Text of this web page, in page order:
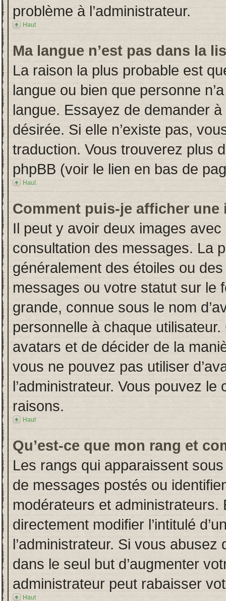
problème à l’administrateur.
Haut
Ma langue n’est pas dans la
La raison la plus probable est
langue ou bien que personne
langue. Essayez de demander à
désirée. Si elle n’existe pas,
traduction. Vous trouverez plus
phpBB (voir le lien en bas de
Haut
Comment puis-je afficher une
Il peut y avoir deux images
consultation des messages. La
généralement des étoiles ou
messages ou votre statut sur le
grande, connue sous le nom
personnelle à chaque utilisateur.
avatars et de décider de la
vous ne pouvez pas utiliser
l’administrateur. Vous pouvez
raisons.
Haut
Qu’est-ce que mon rang et
Les rangs qui apparaissent
de messages postés ou
modérateurs et
directement modifier l’intitulé
l’administrateur. Si vous
dans le seul but d’augmenter
administrateur peut rabaisser
Haut